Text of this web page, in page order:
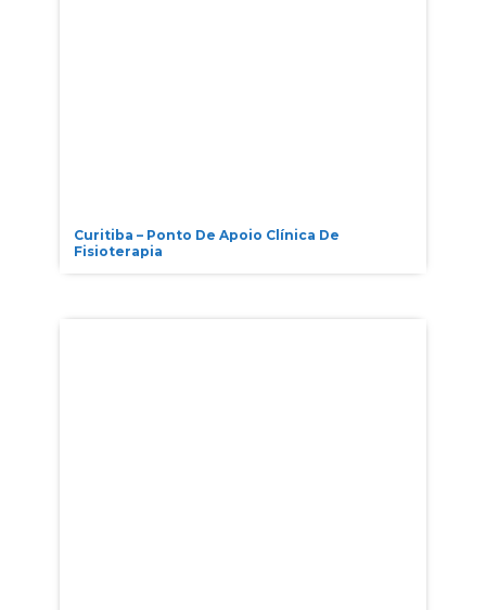
Curitiba – Ponto De Apoio Clínica De
Fisioterapia